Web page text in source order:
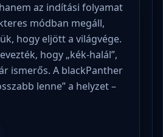
az indítási folyamat
módban megáll,
hogy eljött a világvége.
hogy „kék-halál”,
ismerős. A blackPanther
lenne” a helyzet –